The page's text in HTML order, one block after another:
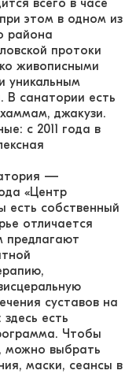
всего в часе
этом в одном из
района
протоки
живописными
уникальным
В санатории есть
джакузи.
с 2011 года в
—
«Центр
есть собственный
отличается
предлагают
суставов на
есть
Чтобы
можно выбрать
маски, сеансы в